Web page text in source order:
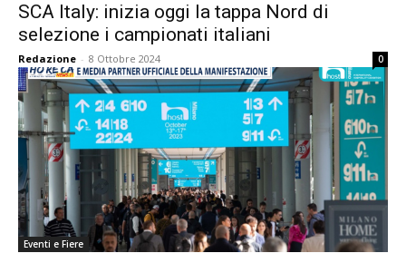
SCA Italy: inizia oggi la tappa Nord di
selezione i campionati italiani
Redazione - 8 Ottobre 2024 0
Eventi e Fiere